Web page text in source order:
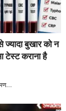
बुखार को न
टेस्ट कराना है
…